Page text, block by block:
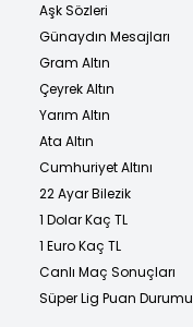
Aşk Sözleri
Günaydın Mesajları
Gram Altın
Çeyrek Altın
Yarım Altın
Ata Altın
Cumhuriyet Altını
22 Ayar Bilezik
1 Dolar Kaç TL
1 Euro Kaç TL
Canlı Maç Sonuçları
Süper Lig Puan Durumu